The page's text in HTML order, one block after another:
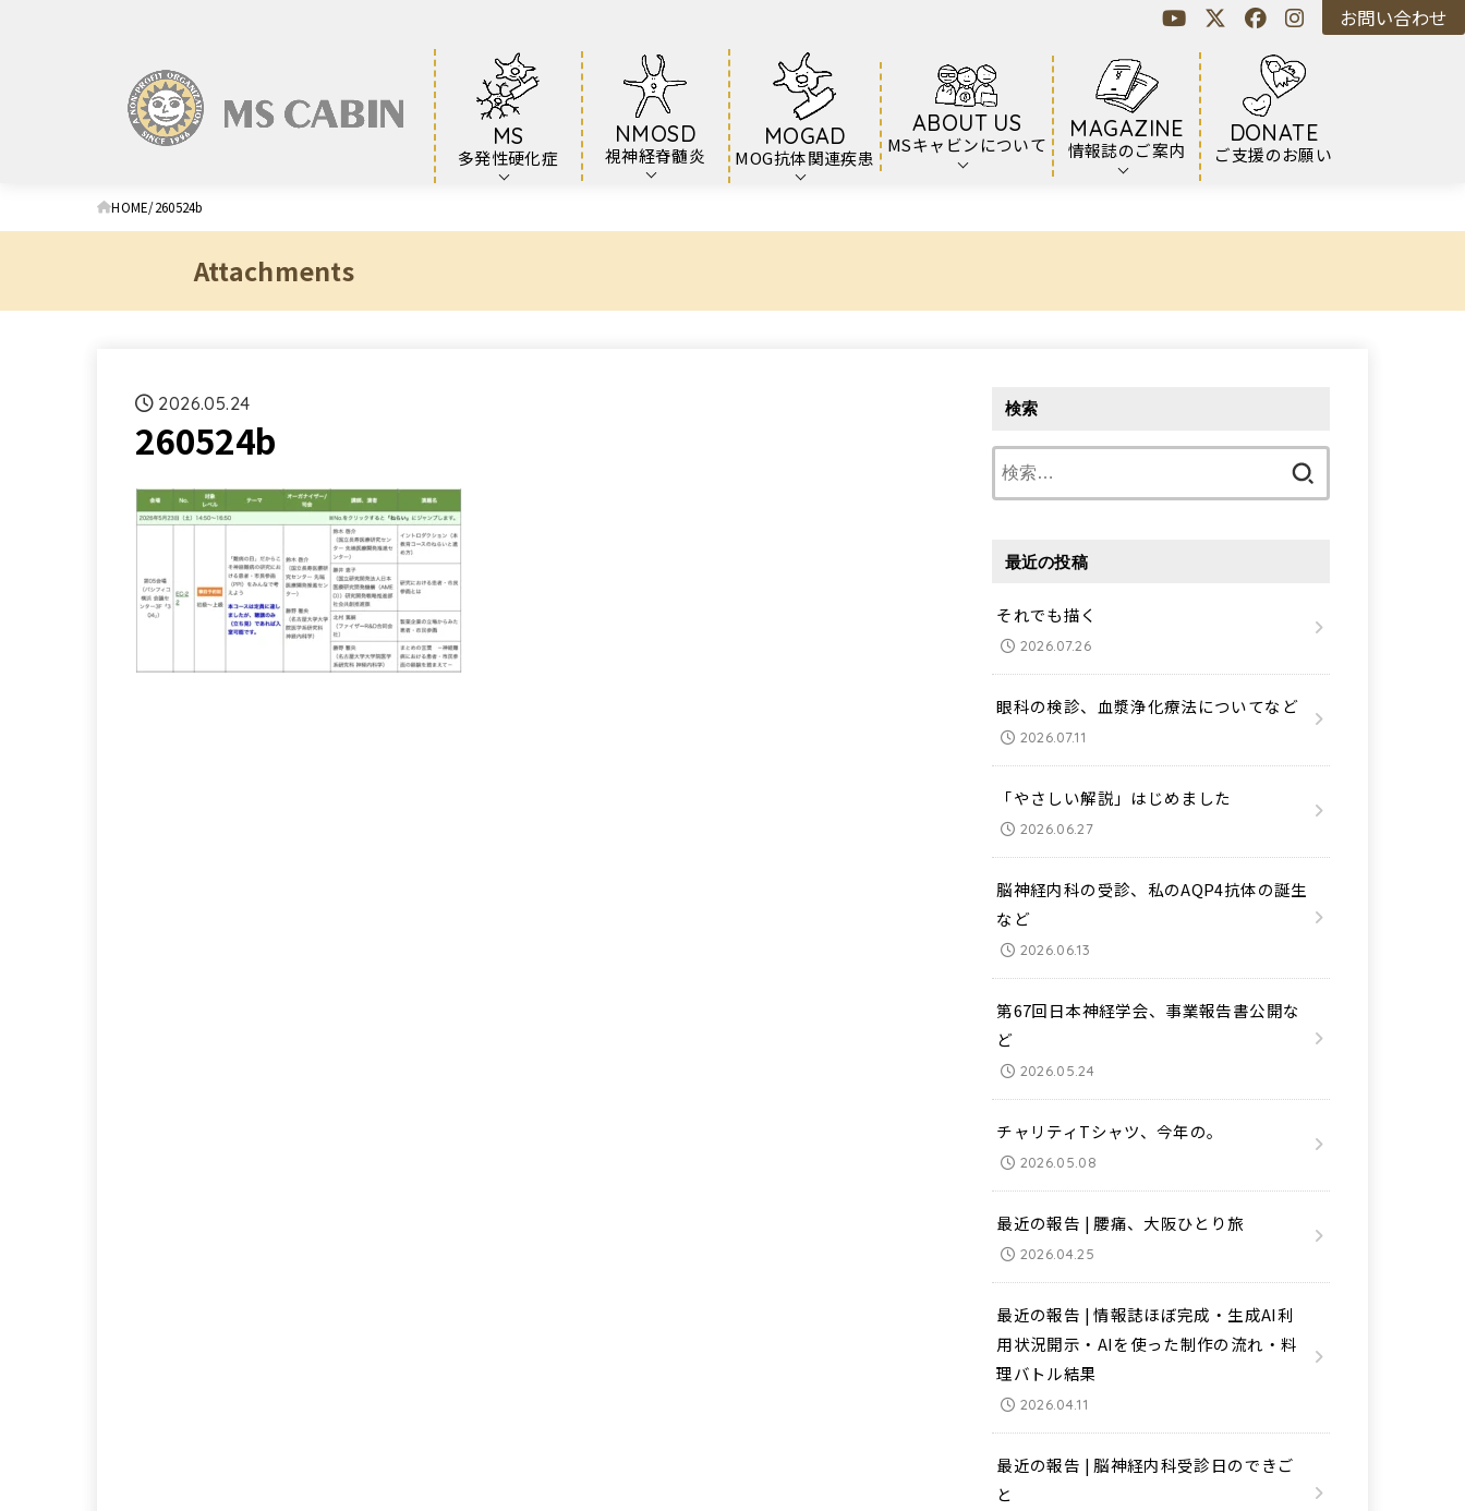
MS
多発性硬化症
NMOSD
視神経脊髄炎
MOGAD
MOG抗体関連疾患
ABOUT US
MSキャビンについて
MAGAZINE
情報誌のご案内
DONATE
ご支援のお願い
お問い合わせ
HOME 260524b
Attachments
2026.05.24
260524b
検索
最近の投稿
それでも描く
2026.07.26
眼科の検診、血漿浄化療法についてなど
2026.07.11
「やさしい解説」はじめました
2026.06.27
脳神経内科の受診、私のAQP4抗体の誕生
など
2026.06.13
第67回日本神経学会、事業報告書公開な
ど
2026.05.24
チャリティTシャツ、今年の。
2026.05.08
最近の報告 | 腰痛、大阪ひとり旅
2026.04.25
最近の報告 | 情報誌ほぼ完成・生成AI利
用状況開示・AIを使った制作の流れ・料
理バトル結果
2026.04.11
最近の報告 | 脳神経内科受診日のできご
と